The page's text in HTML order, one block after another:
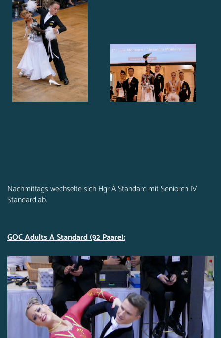
Nachmittags wechselte sich Hgr A Standard mit Senioren IV
Standard ab.
GOC Adults A Standard (92 Paare):